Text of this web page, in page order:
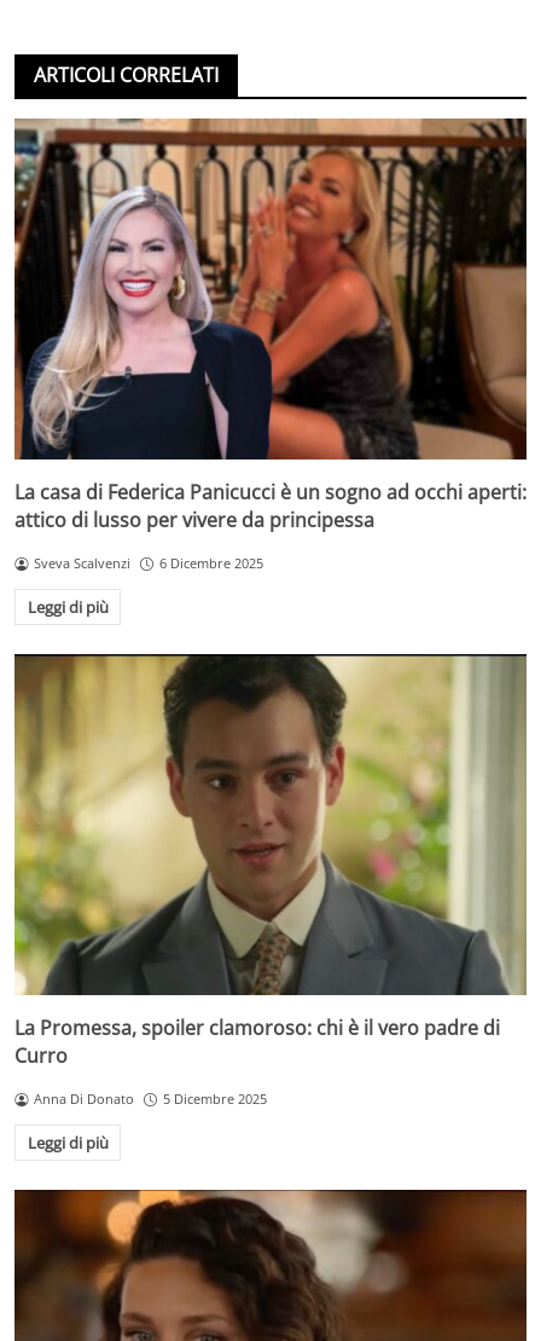
ARTICOLI CORRELATI
La casa di Federica Panicucci è un sogno ad occhi aperti:
attico di lusso per vivere da principessa
Sveva Scalvenzi 6 Dicembre 2025
Leggi di più
La Promessa, spoiler clamoroso: chi è il vero padre di
Curro
Anna Di Donato 5 Dicembre 2025
Leggi di più